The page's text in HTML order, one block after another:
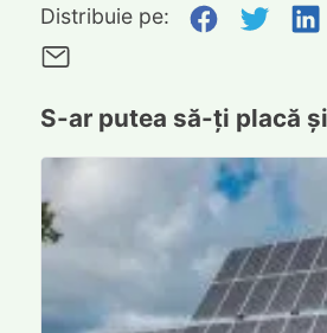
Distribuie pe:
S-ar putea să-ți placă